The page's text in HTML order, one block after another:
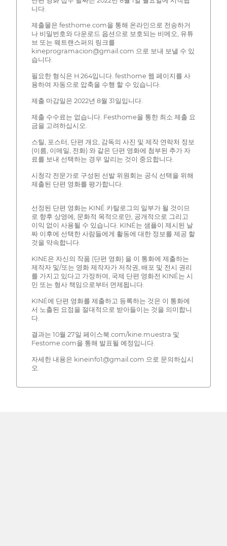
니다.
제출물은 festhome.com을 통해 온라인으로 전송하거
나 비밀번호와 다운로드 옵션으로 보호되는 비메오, 유튜
브 또는 웨트랜스퍼의 링크를
kineprogramacion@gmail.com 으로 보내 보낼 수 있
습니다.
필요한 형식은 H.264입니다. festhome 웹 페이지를 사
용하여 자동으로 압축을 수행 할 수 있습니다.
제출 마감일은 2022년 8월 31일입니다.
제출 수수료는 없습니다. Festhome을 통한 최소 제출 요
금을 고려하십시오.
스틸, 포스터, 단편 개요, 감독의 사진 및 제작 연락처 정보
(이름, 이메일, 전화) 와 같은 단편 영화에 첨부된 추가 자
료를 보내 선택하는 경우 알리는 것이 중요합니다.
시청각 전문가로 구성된 선발 위원회는 공식 선택을 위해
제출된 단편 영화를 평가합니다.
선정된 단편 영화는 KINÉ 카탈로그의 일부가 될 것이므
로 향후 상영에, 문화적 목적으로만, 공개적으로 그리고
이익 없이 사용될 수 있습니다. KINÉ는 샘플이 제시된 날
짜 이후에 선택한 사람들에게 활동에 대한 정보를 제공 할
것을 약속합니다.
KINE은 자신의 작품 (단편 영화) 을 이 통화에 제출하는
제작자 및/또는 영화 제작자가 저작권, 배포 및 전시 권리
를 가지고 있다고 가정하며, 국제 단편 영화전 KINÉ는 시
민 또는 형사 책임으로부터 면제됩니다.
KINÉ에 단편 영화를 제출하고 등록하는 것은 이 통화에
서 노출된 요점을 절대적으로 받아들이는 것을 의미합니
다.
결과는 10월 27일 페이스북.com/kine.muestra 및
Festome.com을 통해 발표될 예정입니다.
자세한 내용은 kineinfo1@gmail.com 으로 문의하십시
오.